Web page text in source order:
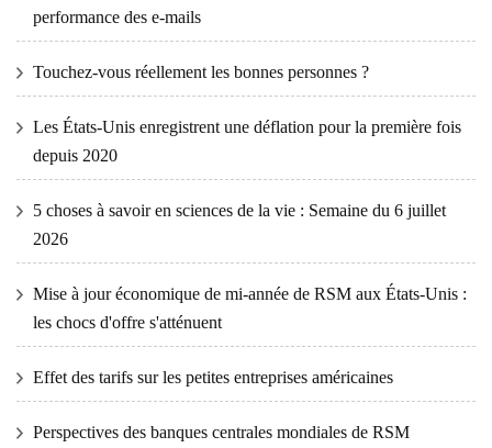
performance des e-mails
Touchez-vous réellement les bonnes personnes ?
Les États-Unis enregistrent une déflation pour la première fois
depuis 2020
5 choses à savoir en sciences de la vie : Semaine du 6 juillet
2026
Mise à jour économique de mi-année de RSM aux États-Unis :
les chocs d'offre s'atténuent
Effet des tarifs sur les petites entreprises américaines
Perspectives des banques centrales mondiales de RSM